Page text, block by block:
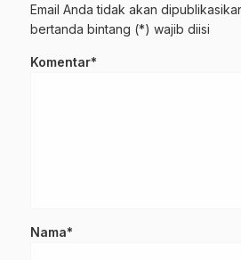
Email Anda tidak akan
bertanda bintang (*) wajib diisi
Komentar*
Nama*